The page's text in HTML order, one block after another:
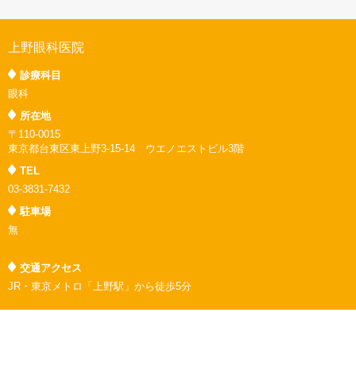
上野眼科医院
診療科目
眼科
所在地
〒110-0015
東京都台東区東上野3-15-14 ウエノエストビル3階
TEL
03-3831-7432
駐車場
無
交通アクセス
JR・東京メトロ「上野駅」から徒歩5分